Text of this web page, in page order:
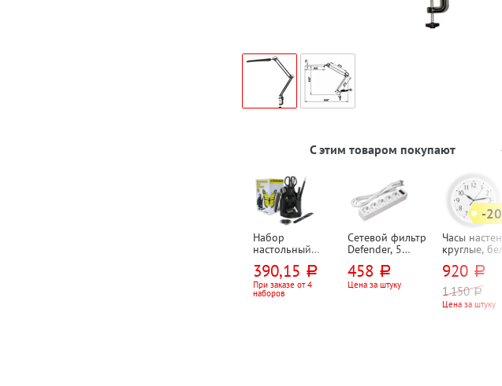
С этим товаром покупают
Набор
настольный
Dolce Costo, 13
предметов, 10
отд., черный
390,15 руб.
При заказе от 4
наборов
Сетевой фильтр
Defender, 5
белый, 10А,
евровилка (CEE
458 руб.
Цена за штуку
-
Часы
круглые,
м, Тройка,
пластик,
механизм
кварц., 1*AA,
920 руб.
1 150 руб.
Цена за штуку